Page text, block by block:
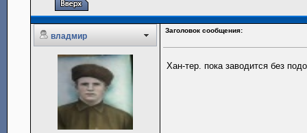
владмир
Заголовок сообщения:
Хан-тер. пока заводится без